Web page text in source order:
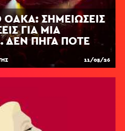
ΟΑΚΑ: ΣΗΜΕΙΏΣΕΙΣ
ΓΙΑ ΜΙΑ
ΔΕΝ ΠΉΓΑ ΠΟΤΈ
11/05/26